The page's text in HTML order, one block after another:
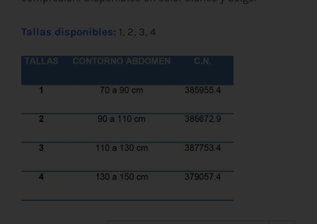
Tallas disponibles: 1, 2, 3, 4